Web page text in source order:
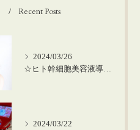
Recent Posts
2024/03/26
☆ヒト幹細胞美容液導入の美肌顔脱毛☆
2024/03/22